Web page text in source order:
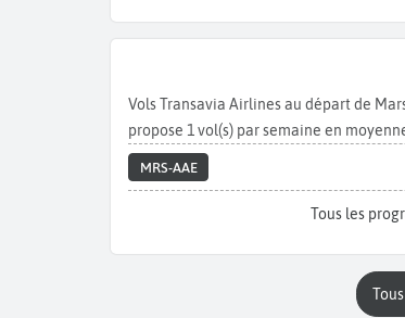
Vols Transavia Airlines au départ de
propose 1 vol(s) par semaine en
MRS-AAE
Tous les